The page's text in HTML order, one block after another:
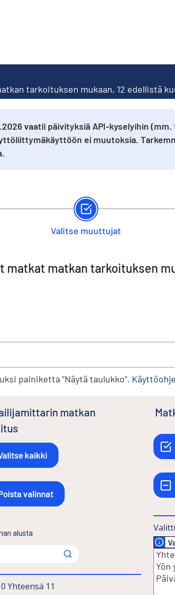
tarkoituksen mukaan, 12 edellistä
vaatii päivityksiä API-kyselyihin
ei muutoksia.
Valitse muuttujat
matkat matkan tarkoituksen
painiketta ”Näytä taulukko”.
alusta
0 Yhteensä 11